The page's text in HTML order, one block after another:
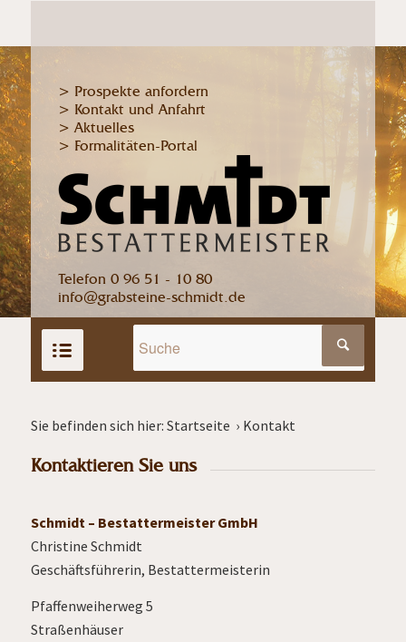
> Prospekte anfordern
> Kontakt und Anfahrt
> Aktuelles
> Formalitäten-Portal
Telefon 0 96 51 - 10 80
info@grabsteine-schmidt.de
Sie befinden sich hier: Startseite › Kontakt
Kontaktieren Sie uns
Schmidt – Bestattermeister GmbH
Christine Schmidt
Geschäftsführerin, Bestattermeisterin
Pfaffenweiherweg 5
Straßenhäuser